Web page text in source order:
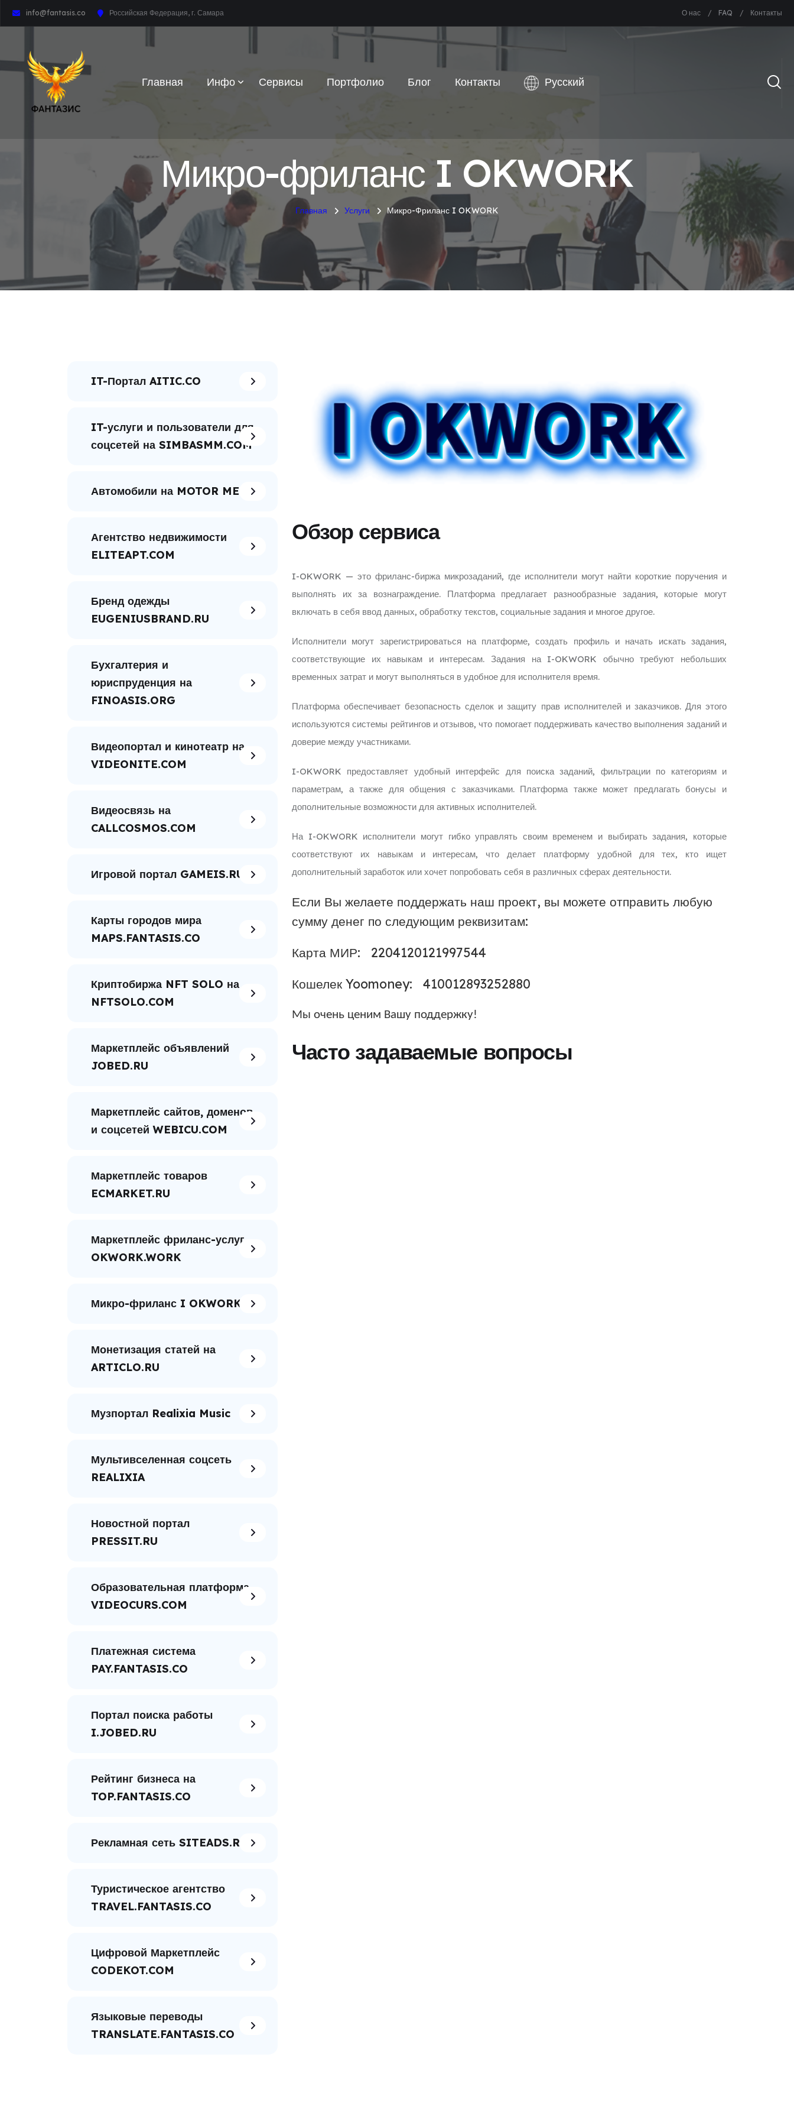
info@fantasis.co Российская Федерация, г. Самара О нас FAQ Контакты
Главная Инфо Сервисы Портфолио Блог Контакты
Микро-фриланс I OKWORK
Главная Услуги Микро-Фриланс I OKWORK
IT-Портал AITIC.CO
IT-услуги и пользователи для
соцсетей на SIMBASMM.COM
Автомобили на MOTOR ME
Агентство недвижимости
ELITEAPT.COM
Бренд одежды
EUGENIUSBRAND.RU
Бухгалтерия и
юриспруденция на
FINOASIS.ORG
Видеопортал и кинотеатр на
VIDEONITE.COM
Видеосвязь на
CALLCOSMOS.COM
Игровой портал GAMEIS.RU
Карты городов мира
MAPS.FANTASIS.CO
Криптобиржа NFT SOLO на
NFTSOLO.COM
Маркетплейс объявлений
JOBED.RU
Маркетплейс сайтов, доменов
и соцсетей WEBICU.COM
Маркетплейс товаров
ECMARKET.RU
Маркетплейс фриланс-услуг
OKWORK.WORK
Микро-фриланс I OKWORK
Монетизация статей на
ARTICLO.RU
Музпортал Realixia Music
Мультивселенная соцсеть
REALIXIA
Новостной портал
PRESSIT.RU
Образовательная платформа
VIDEOCURS.COM
Платежная система
PAY.FANTASIS.CO
Портал поиска работы
I.JOBED.RU
Рейтинг бизнеса на
TOP.FANTASIS.CO
Рекламная сеть SITEADS.RU
Туристическое агентство
TRAVEL.FANTASIS.CO
Цифровой Маркетплейс
CODEKOT.COM
Языковые переводы
TRANSLATE.FANTASIS.CO
Обзор сервиса
I-OKWORK — это фриланс-биржа микрозаданий, где исполнители могут найти короткие поручения и
выполнять их за вознаграждение. Платформа предлагает разнообразные задания, которые могут
включать в себя ввод данных, обработку текстов, социальные задания и многое другое.
Исполнители могут зарегистрироваться на платформе, создать профиль и начать искать задания,
соответствующие их навыкам и интересам. Задания на I-OKWORK обычно требуют небольших
временных затрат и могут выполняться в удобное для исполнителя время.
Платформа обеспечивает безопасность сделок и защиту прав исполнителей и заказчиков. Для этого
используются системы рейтингов и отзывов, что помогает поддерживать качество выполнения заданий и
доверие между участниками.
I-OKWORK предоставляет удобный интерфейс для поиска заданий, фильтрации по категориям и
параметрам, а также для общения с заказчиками. Платформа также может предлагать бонусы и
дополнительные возможности для активных исполнителей.
На I-OKWORK исполнители могут гибко управлять своим временем и выбирать задания, которые
соответствуют их навыкам и интересам, что делает платформу удобной для тех, кто ищет
дополнительный заработок или хочет попробовать себя в различных сферах деятельности.
Если Вы желаете поддержать наш проект, вы можете отправить любую
сумму денег по следующим реквизитам:
Карта МИР: 2204120121997544
Кошелек Yoomoney: 410012893252880
Мы очень ценим Вашу поддержку!
Часто задаваемые вопросы